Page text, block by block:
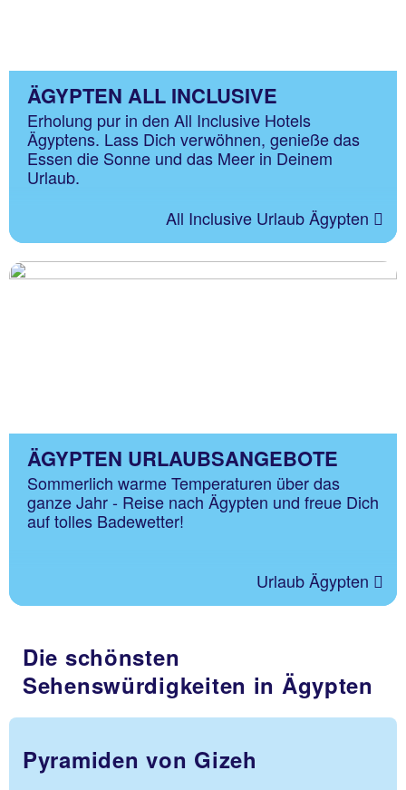
ÄGYPTEN ALL INCLUSIVE
Erholung pur in den All Inclusive Hotels
Ägyptens. Lass Dich verwöhnen, genieße das
Essen die Sonne und das Meer in Deinem
Urlaub.
All Inclusive Urlaub Ägypten
ÄGYPTEN URLAUBSANGEBOTE
Sommerlich warme Temperaturen über das
ganze Jahr - Reise nach Ägypten und freue Dich
auf tolles Badewetter!
Urlaub Ägypten
Die schönsten
Sehenswürdigkeiten in Ägypten
Pyramiden von Gizeh